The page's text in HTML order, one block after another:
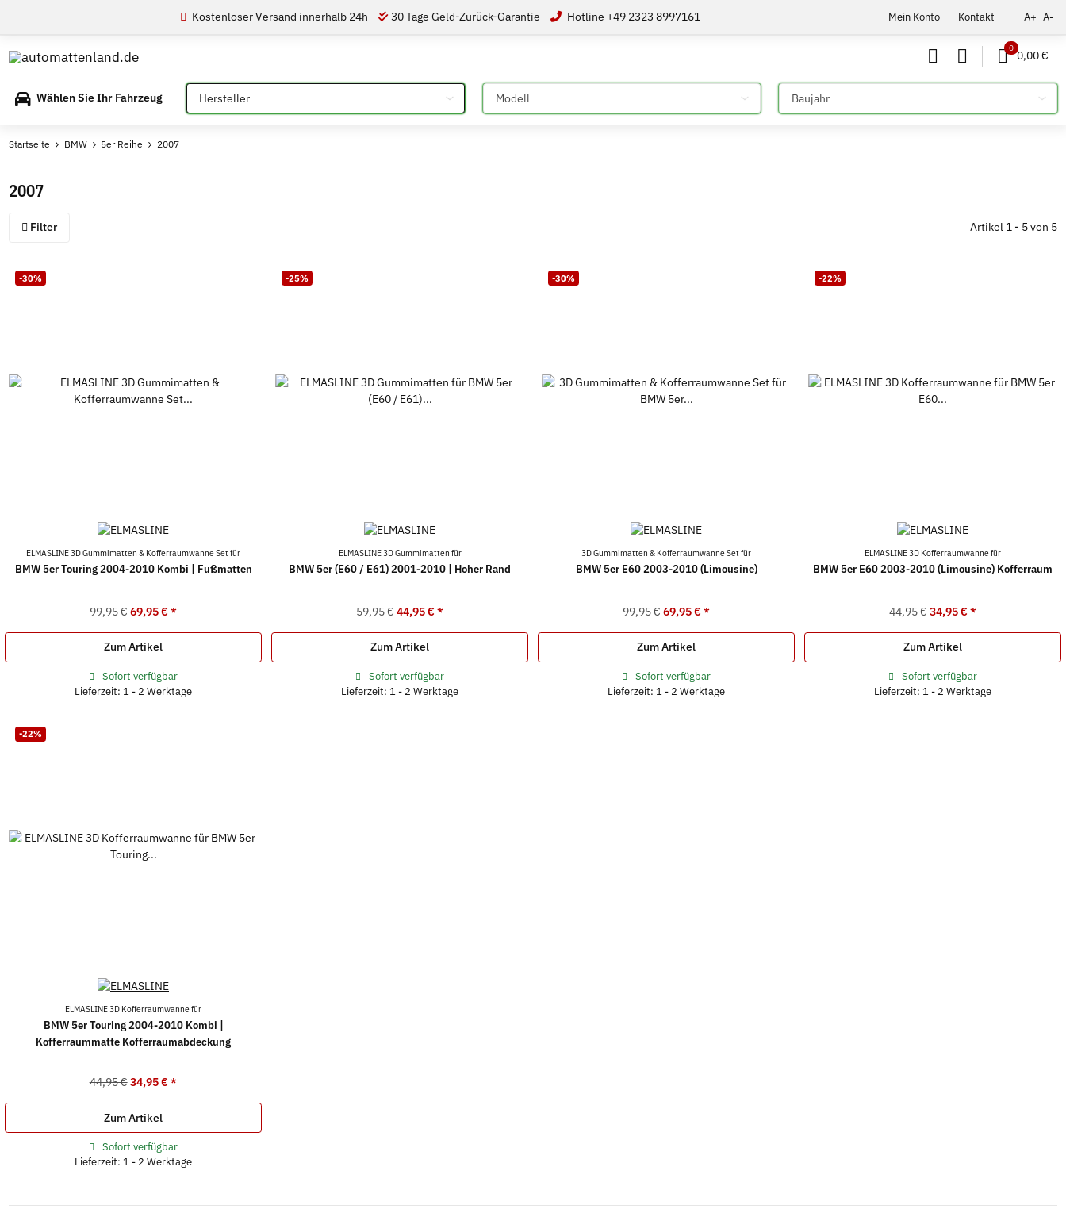
Mein Konto Kontakt A+ A-
Kostenloser Versand innerhalb 24h 30 Tage Geld-Zurück-Garantie Hotline +49 2323 8997161
0 0,00 €
Wählen Sie Ihr Fahrzeug Bitte auswählen Bitte auswählen Bitte auswählen
Startseite BMW 5er Reihe 2007
2007
Filter Artikel 1 - 5 von 5
-30%
ELMASLINE 3D Gummimatten & Kofferraumwanne Set für
BMW 5er Touring 2004-2010 Kombi | Fußmatten
99,95 € 69,95 €*
Zum Artikel
Sofort verfügbar
Lieferzeit: 1 - 2 Werktage
-25%
ELMASLINE 3D Gummimatten für
BMW 5er (E60 / E61) 2001-2010 | Hoher Rand
59,95 € 44,95 €*
Zum Artikel
Sofort verfügbar
Lieferzeit: 1 - 2 Werktage
-30%
3D Gummimatten & Kofferraumwanne Set für
BMW 5er E60 2003-2010 (Limousine)
99,95 € 69,95 €*
Zum Artikel
Sofort verfügbar
Lieferzeit: 1 - 2 Werktage
-22%
ELMASLINE 3D Kofferraumwanne für
BMW 5er E60 2003-2010 (Limousine) Kofferraum
44,95 € 34,95 €*
Zum Artikel
Sofort verfügbar
Lieferzeit: 1 - 2 Werktage
-22%
ELMASLINE 3D Kofferraumwanne für
BMW 5er Touring 2004-2010 Kombi |
Kofferraummatte Kofferraumabdeckung
44,95 € 34,95 €*
Zum Artikel
Sofort verfügbar
Lieferzeit: 1 - 2 Werktage